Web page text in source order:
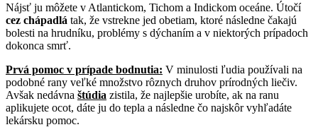
Nájsť ju môžete v Atlantickom, Tichom a Indickom oceáne. Útočí
cez chápadlá tak, že vstrekne jed obetiam, ktoré následne čakajú
bolesti na hrudníku, problémy s dýchaním a v niektorých prípadoch
dokonca smrť.
Prvá pomoc v prípade bodnutia: V minulosti ľudia používali na
podobné rany veľké množstvo rôznych druhov prírodných liečiv.
Avšak nedávna štúdia zistila, že najlepšie urobíte, ak na ranu
aplikujete ocot, dáte ju do tepla a následne čo najskôr vyhľadáte
lekársku pomoc.